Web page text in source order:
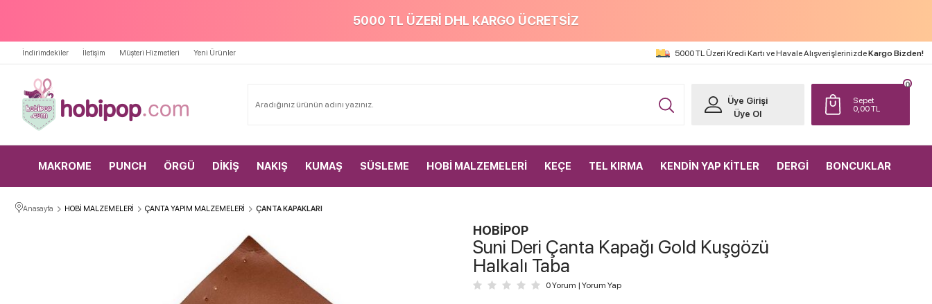
5000 TL ÜZERİ DHL KARGO ÜCRETSİZ
İndirimdekiler İletişim Müşteri Hizmetleri Yeni Ürünler 5000 TL Üzeri Kredi Kartı ve Havale AlışverişlerinizdeKargo Bizden!
Sepet
0,00TL
0
Üye Girişi
Üye Ol
MAKROME PUNCH ÖRGÜ DİKİŞ NAKIŞ KUMAŞ SÜSLEME HOBİ MALZEMELERİ KEÇE TEL KIRMA KENDİN YAP KİTLER DERGİ BONCUKLAR
Anasayfa HOBİ MALZEMELERİ ÇANTA YAPIM MALZEMELERİ ÇANTA KAPAKLARI
HOBİPOP
Suni Deri Çanta Kapağı Gold Kuşgözü
Halkalı Taba
0 Yorum | Yorum Yap